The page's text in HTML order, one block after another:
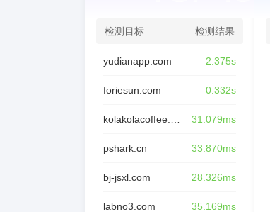
检测目标 检测结果
yudianapp.com 2.375s
foriesun.com 0.332s
31.079ms
pshark.cn 33.870ms
bj-jsxl.com 28.326ms
labno3.com 35.169ms